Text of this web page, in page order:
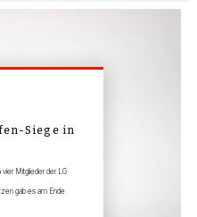
Siege in
Mitglieder der LG
gab es am Ende